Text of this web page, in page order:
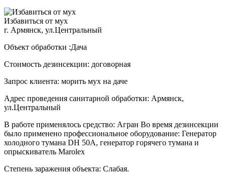
Избавиться от мух
г. Армянск, ул.Центральный
Объект обработки :Дача
Стоимость дезинсекции: договорная
Запрос клиента: морить мух на даче
Адрес проведения санитарной обработки: Армянск,
ул.Центральный
В работе применялось средство: Агран Во время дезинсекции
было применено профессиональное оборудование: Генератор
холодного тумана DH 50A, генератор горячего тумана и
опрыскиватель Marolex
Степень заражения объекта: Слабая.